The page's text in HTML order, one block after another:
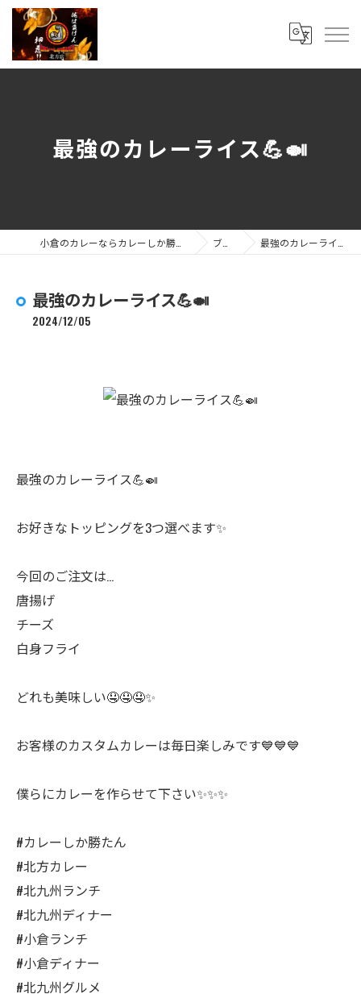
最強のカレーライス💪🍛
ブログ 最強のカレーライス💪🍛
最強のカレーライス💪🍛
2024/12/05
最強のカレーライス💪🍛
お好きなトッピングを3つ選べます✨
今回のご注文は…
唐揚げ
チーズ
白身フライ
どれも美味しい🤤🤤🤤✨
お客様のカスタムカレーは毎日楽しみです💙💙💙
僕らにカレーを作らせて下さい✨✨✨
#カレーしか勝たん
#北方カレー
#北九州ランチ
#北九州ディナー
#小倉ランチ
#小倉ディナー
#北九州グルメ